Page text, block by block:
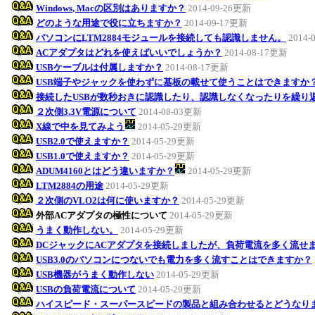
Windows, Macの区別はありますか？ 2014-09-26更新
どのような用途で役に立ちますか？ 2014-09-17更新
パソコンにLTM2884モジュールを接続しても認識しません。
2014-
ACアダプタはどれを使えばいいでしょうか？ 2014-08-17更新
USBケーブルは付属しますか？ 2014-08-17更新
USB端子やジャックを使わずに基板の載せて使うことはできますか
接続したUSBが数秒おきに認識したり、認識しなくなったりを繰り
２次側3.3V電源について 2014-08-03更新
X線で中を見てみよう
2014-05-29更新
USB2.0で使えますか？ 2014-05-29更新
USB1.0で使えますか？ 2014-05-29更新
ADUM4160とはどう違いますか？
2014-05-29更新
LTM2884の用途 2014-05-29更新
２次側のVLO2は何に使いますか？ 2014-05-29更新
外部ACアダプタの極性について 2014-05-29更新
うまく動作しない。
2014-05-29更新
DCジャックにACアダプタを接続しましたが、負荷電流を多く流せ
USB3.0のパソコンにつないでも電力を多く流すことはできますか？
USB機器がうまく動作しない 2014-05-29更新
USBの負荷電流について 2014-05-29更新
ハイスピード・スーパースピードの製品と組み合わせるとどうなり